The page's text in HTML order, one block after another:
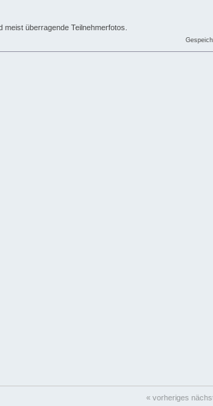
meist überragende Teilnehmerfotos.
« vorheriges